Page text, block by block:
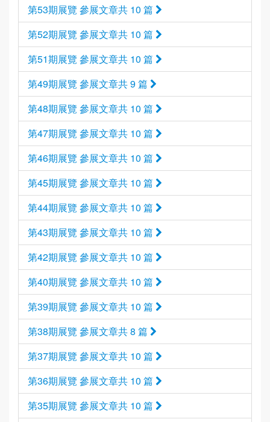
第53期展覽 參展文章共 10 篇
第52期展覽 參展文章共 10 篇
第51期展覽 參展文章共 10 篇
第49期展覽 參展文章共 9 篇
第48期展覽 參展文章共 10 篇
第47期展覽 參展文章共 10 篇
第46期展覽 參展文章共 10 篇
第45期展覽 參展文章共 10 篇
第44期展覽 參展文章共 10 篇
第43期展覽 參展文章共 10 篇
第42期展覽 參展文章共 10 篇
第40期展覽 參展文章共 10 篇
第39期展覽 參展文章共 10 篇
第38期展覽 參展文章共 8 篇
第37期展覽 參展文章共 10 篇
第36期展覽 參展文章共 10 篇
第35期展覽 參展文章共 10 篇